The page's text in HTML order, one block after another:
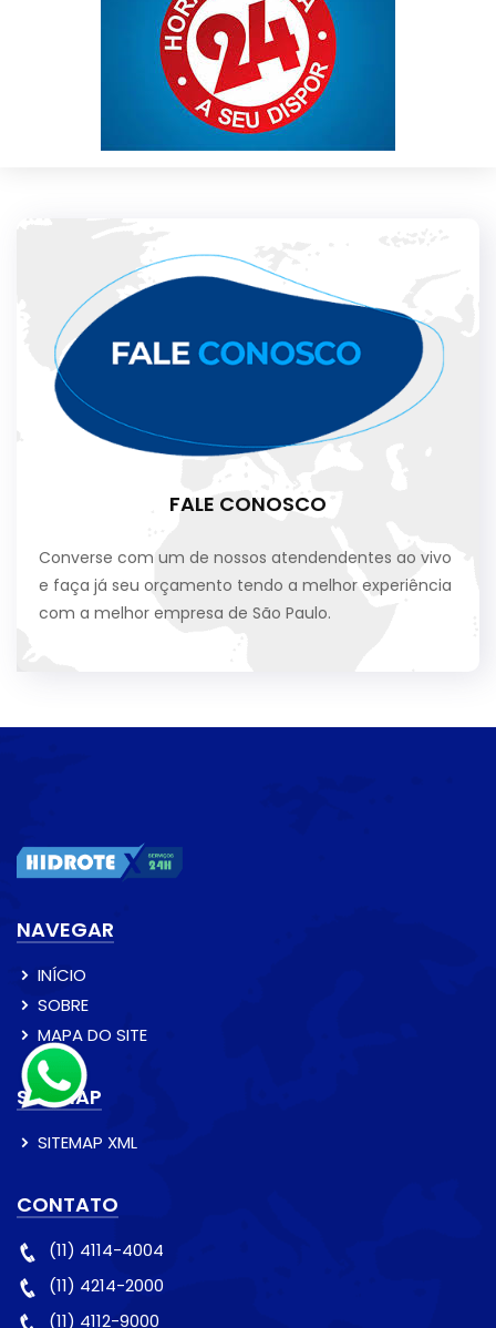
FALE CONOSCO
Converse com um de nossos atendendentes ao vivo
e faça já seu orçamento tendo a melhor experiência
com a melhor empresa de São Paulo.
NAVEGAR
INÍCIO
SOBRE
MAPA DO SITE
SITEMAP
SITEMAP XML
CONTATO
(11) 4114-4004
(11) 4214-2000
(11) 4112-9000